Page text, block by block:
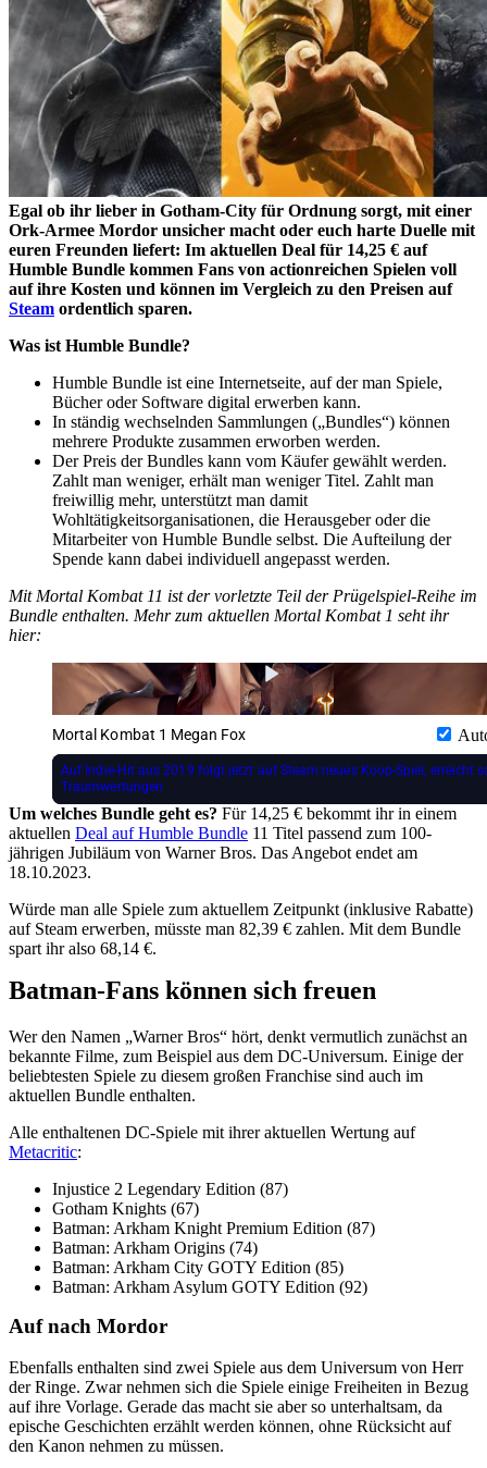
Egal ob ihr lieber in Gotham-City für Ordnung sorgt, mit einer
Ork-Armee Mordor unsicher macht oder euch harte Duelle mit
euren Freunden liefert: Im aktuellen Deal für 14,25 € auf
Humble Bundle kommen Fans von actionreichen Spielen voll
auf ihre Kosten und können im Vergleich zu den Preisen auf
Steam ordentlich sparen.
Was ist Humble Bundle?
Humble Bundle ist eine Internetseite, auf der man Spiele,
Bücher oder Software digital erwerben kann.
In ständig wechselnden Sammlungen („Bundles“) können
mehrere Produkte zusammen erworben werden.
Der Preis der Bundles kann vom Käufer gewählt werden.
Zahlt man weniger, erhält man weniger Titel. Zahlt man
freiwillig mehr, unterstützt man damit
Wohltätigkeitsorganisationen, die Herausgeber oder die
Mitarbeiter von Humble Bundle selbst. Die Aufteilung der
Spende kann dabei individuell angepasst werden.
Mit Mortal Kombat 11 ist der vorletzte Teil der Prügelspiel-Reihe im
Bundle enthalten. Mehr zum aktuellen Mortal Kombat 1 seht ihr
hier:
Mortal Kombat 1 Megan Fox
Auf Indie-Hit aus 2019 folgt jetzt auf Steam neues Koop-Spiel, erreicht
Traumwertungen
Um welches Bundle geht es? Für 14,25 € bekommt ihr in einem
aktuellen Deal auf Humble Bundle 11 Titel passend zum 100-
jährigen Jubiläum von Warner Bros. Das Angebot endet am
18.10.2023.
Würde man alle Spiele zum aktuellem Zeitpunkt (inklusive Rabatte)
auf Steam erwerben, müsste man 82,39 € zahlen. Mit dem Bundle
spart ihr also 68,14 €.
Batman-Fans können sich freuen
Wer den Namen „Warner Bros“ hört, denkt vermutlich zunächst an
bekannte Filme, zum Beispiel aus dem DC-Universum. Einige der
beliebtesten Spiele zu diesem großen Franchise sind auch im
aktuellen Bundle enthalten.
Alle enthaltenen DC-Spiele mit ihrer aktuellen Wertung auf
Metacritic:
Injustice 2 Legendary Edition (87)
Gotham Knights (67)
Batman: Arkham Knight Premium Edition (87)
Batman: Arkham Origins (74)
Batman: Arkham City GOTY Edition (85)
Batman: Arkham Asylum GOTY Edition (92)
Auf nach Mordor
Ebenfalls enthalten sind zwei Spiele aus dem Universum von Herr
der Ringe. Zwar nehmen sich die Spiele einige Freiheiten in Bezug
auf ihre Vorlage. Gerade das macht sie aber so unterhaltsam, da
epische Geschichten erzählt werden können, ohne Rücksicht auf
den Kanon nehmen zu müssen.